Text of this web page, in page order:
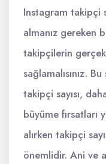
Instagram takipçi
almanız gereken
takipçilerin gerçek
sağlamalısınız.
takipçi sayısı,
büyüme fırsatları
alırken takipçi
önemlidir. Ani ve